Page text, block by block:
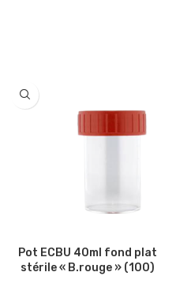
Pot ECBU 40ml fond plat
stérile « B.rouge » (100)